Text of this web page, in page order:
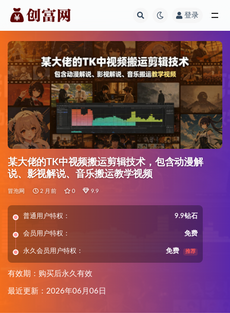
登录
某大佬的TK中视频搬运剪辑技术，包含动漫解
说、影视解说、音乐搬运教学视频
冒泡网 2 月前 0 9.9
普通用户特权： 9.9钻石
会员用户特权： 免费
永久会员用户特权： 免费 推荐
有效期：购买后永久有效
最近更新：2026年06月06日